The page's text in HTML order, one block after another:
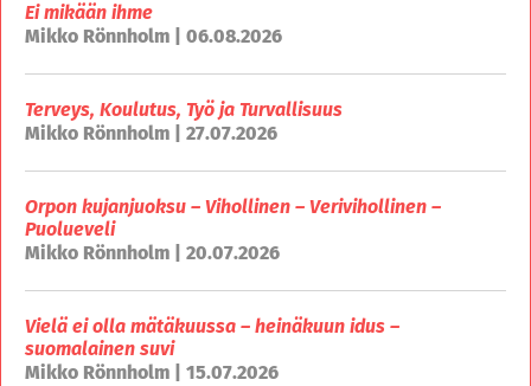
Ei mikään ihme
Mikko Rönnholm | 06.08.2026
Terveys, Koulutus, Työ ja Turvallisuus
Mikko Rönnholm | 27.07.2026
Orpon kujanjuoksu – Vihollinen – Verivihollinen –
Puolueveli
Mikko Rönnholm | 20.07.2026
Vielä ei olla mätäkuussa – heinäkuun idus –
suomalainen suvi
Mikko Rönnholm | 15.07.2026